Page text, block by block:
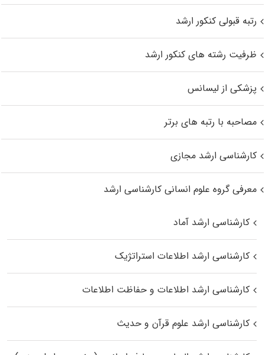
رتبه قبولی کنکور ارشد
ظرفیت رشته های کنکور ارشد
پزشکی از لیسانس
مصاحبه با رتبه های برتر
کارشناسی ارشد مجازی
معرفی گروه علوم انسانی کارشناسی ارشد
کارشناسی ارشد آماد
کارشناسی ارشد اطلاعات استراتژیک
کارشناسی ارشد اطلاعات و حفاظت اطلاعات
کارشناسی ارشد علوم قرآن و حدیث